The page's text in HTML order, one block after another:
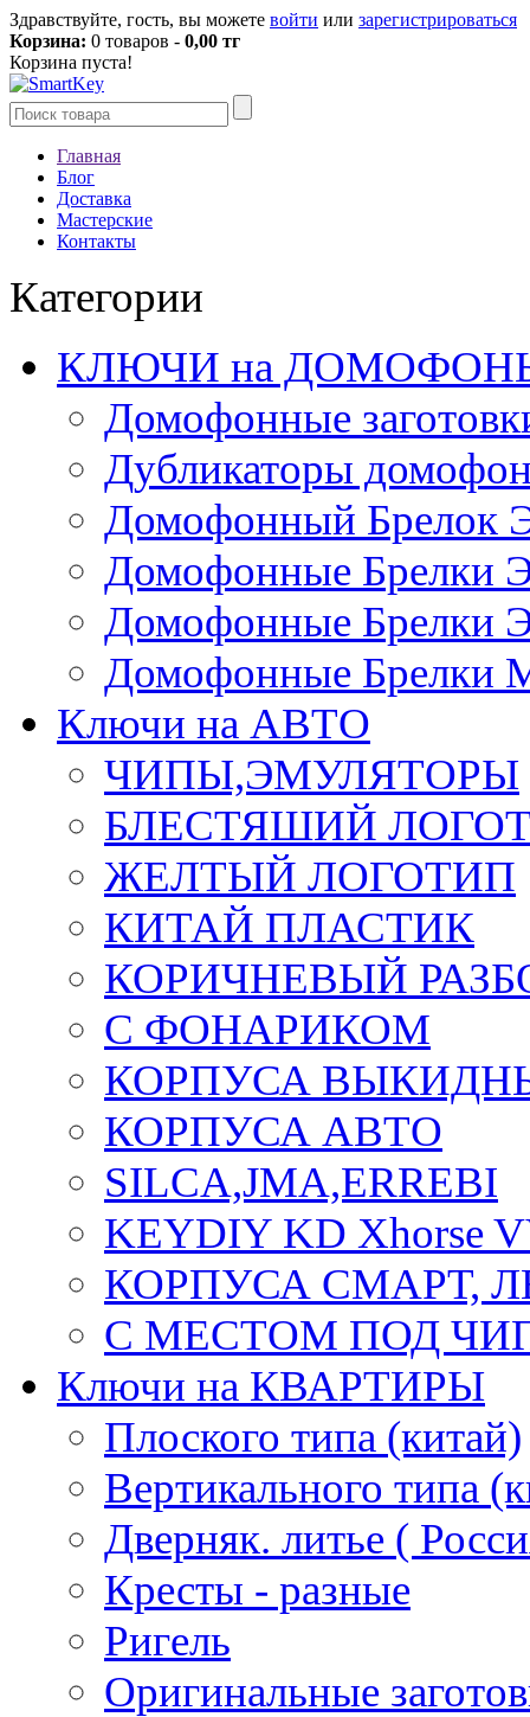
Здравствуйте, гость, вы можете войти или зарегистрироваться
Корзина: 0 товаров - 0,00 тг
Корзина пуста!
Главная
Блог
Доставка
Мастерские
Контакты
Категории
КЛЮЧИ на
Домофонные
Дубликаторы
Домофонный Брелок
Домофонные Брелки
Домофонные Брелки
Домофонные Брелки
Ключи на АВТО
ЧИПЫ,ЭМУЛЯТОРЫ
БЛЕСТЯШИЙ
ЖЕЛТЫЙ ЛОГОТИП
КИТАЙ ПЛАСТИК
КОРИЧНЕВЫЙ
С ФОНАРИКОМ
КОРПУСА
КОРПУСА АВТО
SILCA,JMA,ERREBI
KEYDIY KD Xhorse
КОРПУСА СМАРТ,
С МЕСТОМ ПОД
Ключи на КВАРТИРЫ
Плоского типа (китай)
Вертикального типа
Дверняк. литье (
Кресты - разные
Ригель
Оригинальные